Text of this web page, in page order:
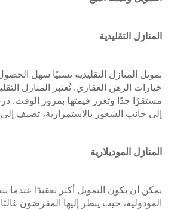
المنازل التقليدية
تمويل المنازل التقليدية نسبيًا سهل
خيارات الرهن العقاري. تُعتبر المنازل
مستقرًا جدًا وتعزز قيمتها بمرور الوقت.
إلى جانب الشعور بالاستمرارية، تضيف إلى
المنازل الموديلارية
يمكن أن يكون التمويل أكثر تعقيدًا عندما
المودولية، حيث ينظر إليها المقرضون